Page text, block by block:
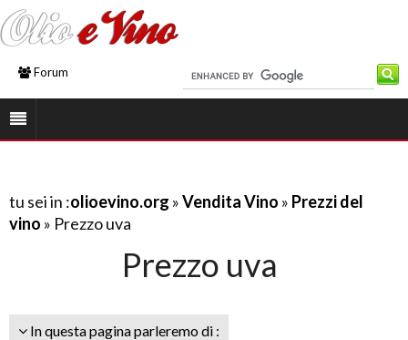
Forum
tu sei in :olioevino.org »Vendita Vino » Prezzi del
vino » Prezzo uva
Prezzo uva
In questa pagina parleremo di :